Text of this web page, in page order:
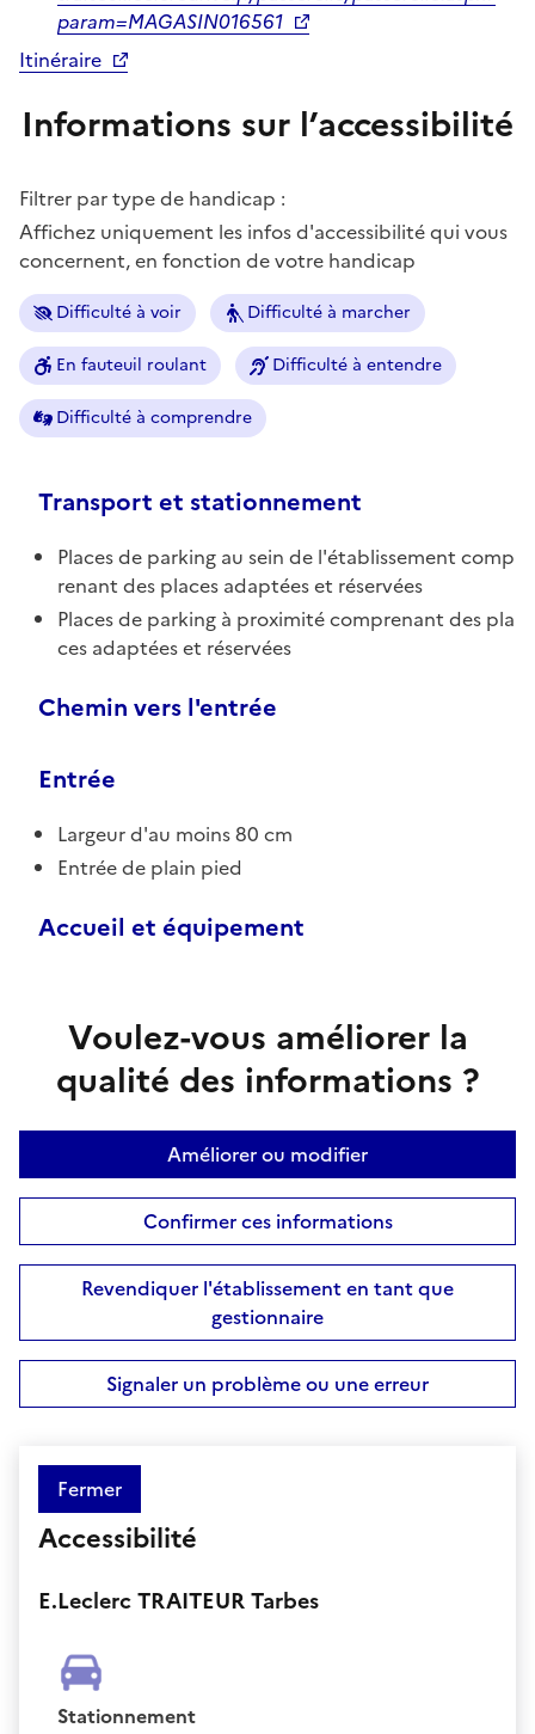
param=MAGASIN016561
Itinéraire
Informations sur l’accessibilité
Filtrer par type de handicap :
Affichez uniquement les infos d'accessibilité qui vous
concernent, en fonction de votre handicap
Difficulté à voir Difficulté à marcher
En fauteuil roulant Difficulté à entendre
Difficulté à comprendre
Transport et stationnement
Places de parking au sein de l'établissement comp
renant des places adaptées et réservées
Places de parking à proximité comprenant des pla
ces adaptées et réservées
Chemin vers l'entrée
Entrée
Largeur d'au moins 80 cm
Entrée de plain pied
Accueil et équipement
Voulez-vous améliorer la
qualité des informations ?
Améliorer ou modifier
Confirmer ces informations
Revendiquer l'établissement en tant que
gestionnaire
Signaler un problème ou une erreur
Fermer
Accessibilité
E.Leclerc TRAITEUR Tarbes
Stationnement